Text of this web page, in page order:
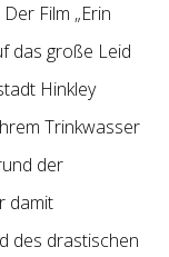
Film „Erin
das große Leid
Hinkley
Trinkwasser
der
damit
des drastischen